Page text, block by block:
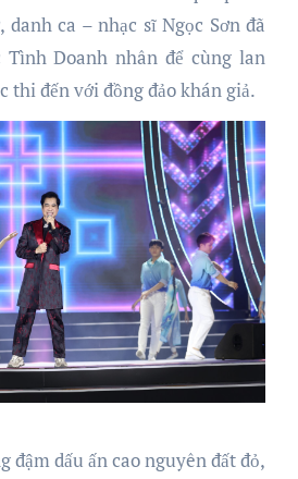
ca – nhạc sĩ Ngọc Sơn đã
Tình Doanh nhân để cùng lan
thi đến với đồng đảo khán giả.
đậm dấu ấn cao nguyên đất đỏ,